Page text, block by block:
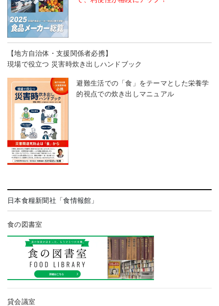
【地方自治体・支援関係者必携】
現場で役立つ 災害時炊き出しハンドブック
避難生活での「食」をテーマとした栄養学
的視点での炊き出しマニュアル
日本食糧新聞社「食情報館」
食の図書室
貸会議室